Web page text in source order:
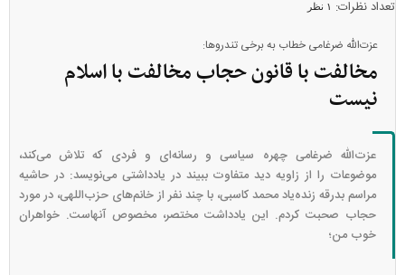
تعداد نظرات: ۱ نظر
عزت‌الله ضرغامی خطاب به برخی تندروها:
مخالفت با قانون حجاب مخالفت با اسلام
نیست
عزت‌الله ضرغامی چهره سیاسی و رسانه‌ای و فردی که تلاش می‌کند،
موضوعات را از زاویه دید متفاوت ببیند در یادداشتی می‌نویسد: در حاشیه
مراسم بدرقه زنده‌یاد محمد کاسبی، با چند نفر از خانم‌های حزب‌اللهی، در مورد
حجاب صحبت کردم. این یادداشت مختصر، مخصوص آنهاست. خواهران
خوب من؛